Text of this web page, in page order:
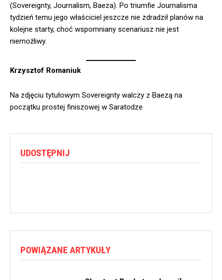
(Sovereignty, Journalism, Baeza). Po triumfie Journalisma
tydzień temu jego właściciel jeszcze nie zdradził planów na
kolejne starty, choć wspomniany scenariusz nie jest
niemożliwy.
Krzysztof Romaniuk
Na zdjęciu tytułowym Sovereignty walczy z Baezą na
początku prostej finiszowej w Saratodze
UDOSTĘPNIJ
POWIĄZANE ARTYKUŁY